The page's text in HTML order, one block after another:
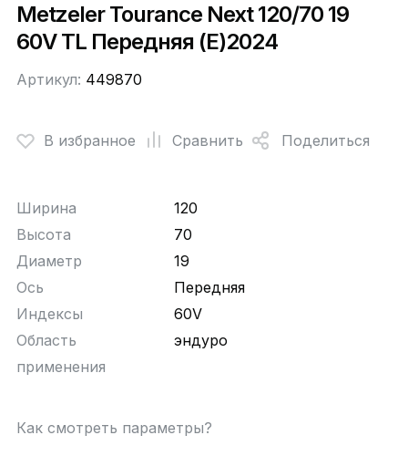
Metzeler Tourance Next 120/70 19
60V TL Передняя (E)2024
Артикул: 449870
В избранное Сравнить Поделиться
Ширина
120
Высота
70
Диаметр
19
Ось
Передняя
Индексы
60V
Область
применения
эндуро
Как смотреть параметры?